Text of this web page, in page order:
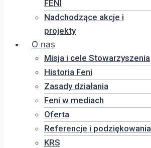
FENI
Nadchodzące akcje i
projekty
O nas
Misja i cele Stowarzyszenia
Historia Feni
Zasady działania
Feni w mediach
Oferta
Referencje i podziękowania
KRS